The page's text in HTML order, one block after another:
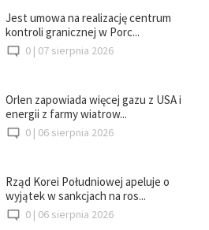
Jest umowa na realizację centrum
kontroli granicznej w Porc...
0 | 07 sierpnia 2026
Orlen zapowiada więcej gazu z USA i
energii z farmy wiatrow...
0 | 06 sierpnia 2026
Rząd Korei Południowej apeluje o
wyjątek w sankcjach na ros...
0 | 06 sierpnia 2026